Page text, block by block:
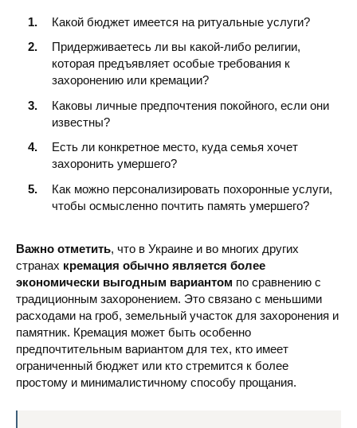
Какой бюджет имеется на ритуальные услуги?
Придерживаетесь ли вы какой-либо религии,
которая предъявляет особые требования к
захоронению или кремации?
Каковы личные предпочтения покойного, если они
известны?
Есть ли конкретное место, куда семья хочет
захоронить умершего?
Как можно персонализировать похоронные услуги,
чтобы осмысленно почтить память умершего?
Важно отметить, что в Украине и во многих других
странах кремация обычно является более
экономически выгодным вариантом по сравнению с
традиционным захоронением. Это связано с меньшими
расходами на гроб, земельный участок для захоронения и
памятник. Кремация может быть особенно
предпочтительным вариантом для тех, кто имеет
ограниченный бюджет или кто стремится к более
простому и минималистичному способу прощания.